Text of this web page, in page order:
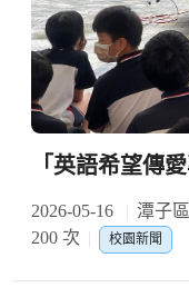
「英語希望傳
2026-05-16 潭子
200 次
校園新聞